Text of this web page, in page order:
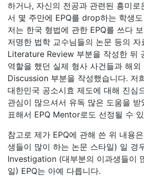
하거나, 자신의 전공과 관련된 흥미로
서 몇 주만에 EPQ를 drop하는 학생
저는 한국 형법에 관한 EPQ를 쓰다
저명한 법학 교수님들의 논문 등의 자
Literature Review 부분을 작성한 뒤
역할을 했던 실제 형사 사건들과 해
Discussion 부분을 작성했습니다. 저
대한민국 공소시효 제도에 대해 진심
관심이 많으셔서 유독 많은 도움을 받
표해서 EPQ Mentor로도 선정될 수
참고로 제가 EPQ에 관해 쓴 위 내용
생들이 많이 하는 논문 스타일) 일 경
Investigation (대부분의 이과생들이
일) EPQ는 아예 다릅니다.